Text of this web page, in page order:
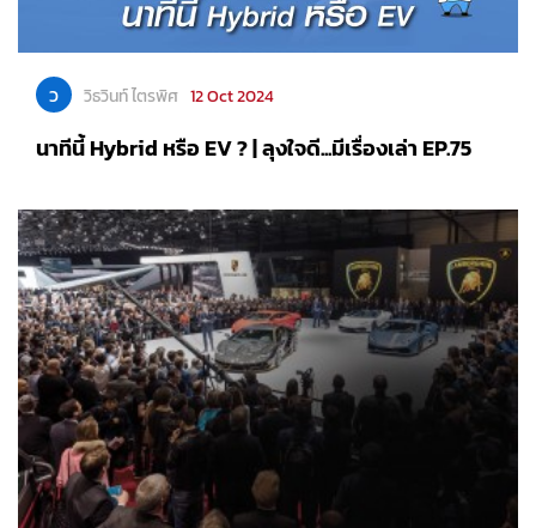
ว วิธวินท์ ไตรพิศ 12 Oct 2024
นาทีนี้ Hybrid หรือ EV ? | ลุงใจดี...มีเรื่องเล่า EP.75